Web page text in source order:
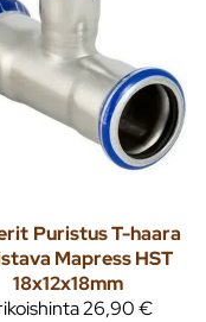
Puristus T-haara
Mapress HST
18x12x18mm
26,90 €